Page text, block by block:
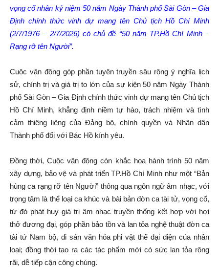
vọng cổ nhân kỷ niệm 50 năm Ngày Thành phố Sài Gòn – Gia
Định chính thức vinh dự mang tên Chủ tịch Hồ Chí Minh
(2/7/1976 – 2/7/2026) có chủ đề “50 năm TP.Hồ Chí Minh –
Rạng rỡ tên Người”.
Cuộc vận động góp phần tuyên truyền sâu rộng ý nghĩa lịch
sử, chính trị và giá trị to lớn của sự kiện 50 năm Ngày Thành
phố Sài Gòn – Gia Định chính thức vinh dự mang tên Chủ tịch
Hồ Chí Minh, khẳng định niềm tự hào, trách nhiệm và tình
cảm thiêng liêng của Đảng bộ, chính quyền và Nhân dân
Thành phố đối với Bác Hồ kính yêu.
Đồng thời, Cuộc vận động còn khắc họa hành trình 50 năm
xây dựng, bảo vệ và phát triển TP.Hồ Chí Minh như một “Bản
hùng ca rạng rỡ tên Người” thông qua ngôn ngữ âm nhạc, với
trọng tâm là thể loại ca khúc và bài bản đờn ca tài tử, vọng cổ,
từ đó phát huy giá trị âm nhạc truyền thống kết hợp với hơi
thở đương đại, góp phần bảo tồn và lan tỏa nghệ thuật đờn ca
tài tử Nam bộ, di sản văn hóa phi vật thể đại diện của nhân
loại; đồng thời tạo ra các tác phẩm mới có sức lan tỏa rộng
rãi, dễ tiếp cận công chúng.